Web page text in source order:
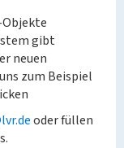
gibt
neuen
zum Beispiel
oder füllen